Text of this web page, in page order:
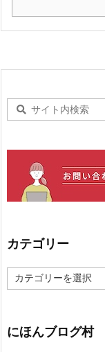
カテゴリー
テ
ー
にほんブログ村